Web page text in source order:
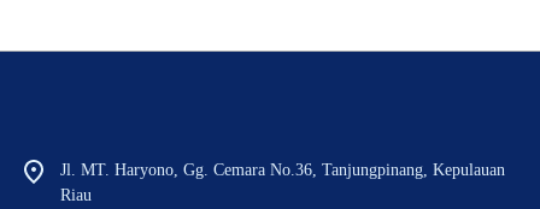
Jl. MT. Haryono, Gg. Cemara No.36, Tanjungpinang, Kepulauan
Riau